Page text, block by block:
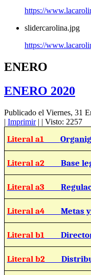
https://
slidercarolina.jpg
https://
ENERO
ENERO 2020
Publicado el Viernes, 31
| Imprimir| | Visto: 2257
Literal a1
Literal a2 Base
Literal a3
Literal a4 Metas
Literal b1
Literal b2